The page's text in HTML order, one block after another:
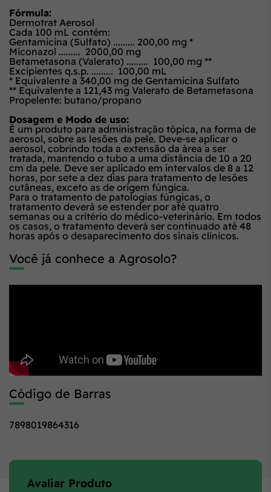
Fórmula:
Dermotrat Aerosol
Cada 100 mL contém:
Gentamicina (Sulfato) ......... 200,00 mg *
Miconazol ......... 2000,00 mg
Betametasona (Valerato) ......... 100,00 mg **
Excipientes q.s.p. ......... 100,00 mL
* Equivalente a 340,00 mg de Gentamicina Sulfato
** Equivalente a 121,43 mg Valerato de Betametasona
Propelente: butano/propano
Dosagem e Modo de uso:
É um produto para administração tópica, na forma de
aerosol, sobre as lesões da pele. Deve-se aplicar o
aerosol, cobrindo toda a extensão da área a ser
tratada, mantendo o tubo a uma distância de 10 a 20
cm da pele. Deve ser aplicado em intervalos de 8 a 12
horas, por sete a dez dias para tratamento de lesões
cutâneas, exceto as de origem fúngica.
Para o tratamento de patologias fúngicas, o
tratamento deverá se estender por até quatro
semanas ou a critério do médico-veterinário. Em todos
os casos, o tratamento deverá ser continuado até 48
horas após o desaparecimento dos sinais clínicos.
Você já conhece a Agrosolo?
Código de Barras
7898019864316
Avaliar Produto